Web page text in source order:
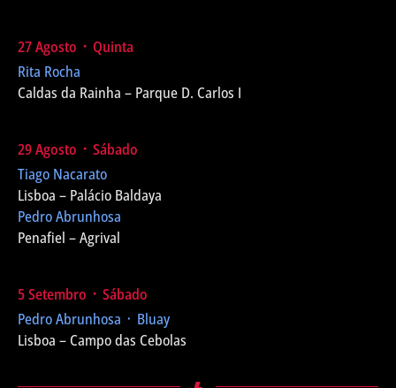
27 Agosto ᛫ Quinta
Rita Rocha
Caldas da Rainha – Parque D. Carlos I
29 Agosto ᛫ Sábado
Tiago Nacarato
Lisboa – Palácio Baldaya
Pedro Abrunhosa
Penafiel – Agrival
5 Setembro ᛫ Sábado
Pedro Abrunhosa ᛫ Bluay
Lisboa – Campo das Cebolas